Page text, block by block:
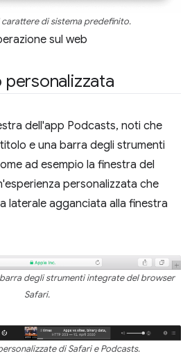
carattere di sistema predefinito.
sul web
dell'app Podcasts, noti che
e una barra degli strumenti
ad esempio la finestra del
personalizzata che
laterale agganciata alla finestra
degli strumenti integrate del browser
Safari.
di Safari e Podcasts.